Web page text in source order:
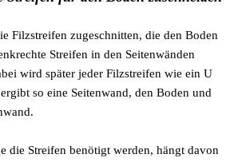
Filzstreifen zugeschnitten, die den Boden
Streifen in den Seitenwänden
wird später jeder Filzstreifen wie ein U
so eine Seitenwand, den Boden und
die Streifen benötigt werden, hängt davon